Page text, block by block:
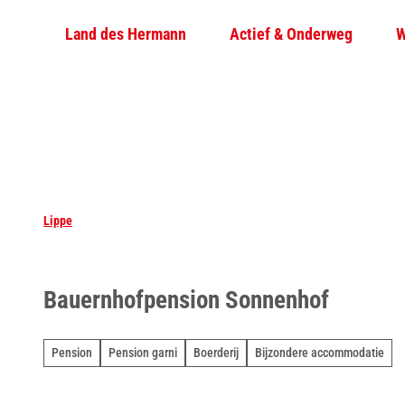
Land des Hermann Actief & Onderweg
Lippe
Bauernhofpension Sonnenhof
Pension Pension garni Boerderij Bijzondere accommodatie